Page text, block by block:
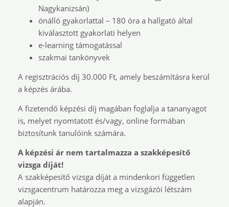
Nagykanizsán)
önálló gyakorlattal – 180 óra a hallgató által
kiválasztott gyakorlati helyen
e-learning támogatással
szakmai tankönyvek
A regisztrációs díj 30.000 Ft, amely beszámításra kerül
a képzés árába.
A fizetendő képzési díj magában foglalja a tananyagot
is, melyet nyomtatott és/vagy, online formában
biztosítunk tanulóink számára.
A képzési ár nem tartalmazza a szakképesítő
vizsga díját!
A szakképesítő vizsga díját a mindenkori független
vizsgacentrum határozza meg a vizsgázói létszám
alapján.